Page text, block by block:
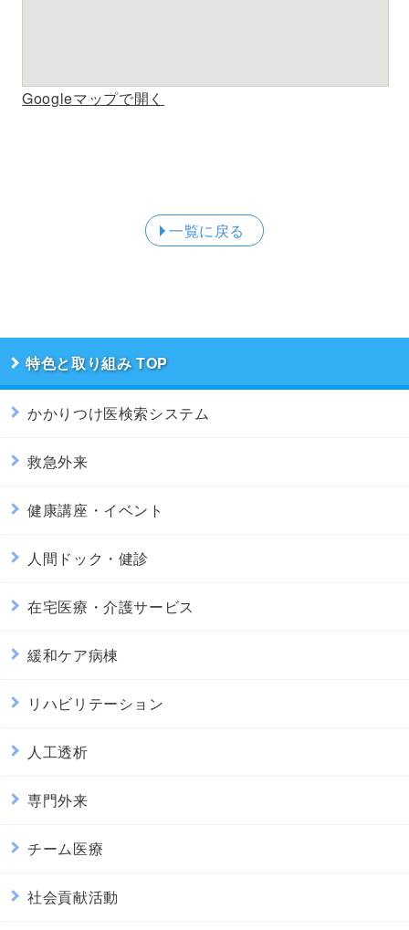
Googleマップで開く
一覧に戻る
特色と取り組み
かかりつけ医検索システム
救急外来
健康講座・イベント
人間ドック・健診
在宅医療・介護サービス
緩和ケア病棟
リハビリテーション
人工透析
専門外来
チーム医療
社会貢献活動